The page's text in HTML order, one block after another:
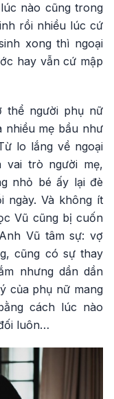
nào cũng trong
rồi nhiều lúc cứ
xong thì ngoại
hay vẫn cứ mập
thể người phụ nữ
nhiều mẹ bầu như
lo lắng về ngoại
vai trò người mẹ,
nhỏ bé ấy lại đè
ngày. Và không ít
Vũ cũng bị cuốn
Vũ tâm sự: vợ
cũng có sự thay
nhưng dần dần
của phụ nữ mang
cách lúc nào
luôn…